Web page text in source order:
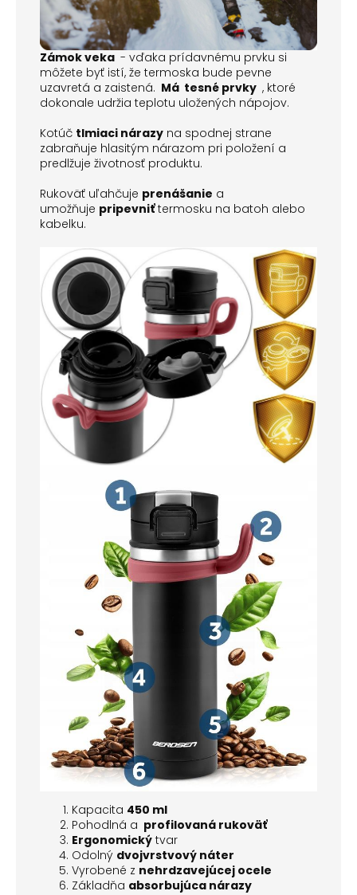
Zámok veka - vďaka prídavnému prvku si
môžete byť istí, že termoska bude pevne
uzavretá a zaistená. Má tesné prvky , ktoré
dokonale udržia teplotu uložených nápojov.
Kotúč tlmiaci nárazy na spodnej strane
zabraňuje hlasitým nárazom pri položení a
predlžuje životnosť produktu.
Rukoväť uľahčuje prenášanie a
umožňuje pripevniťtermosku na batoh alebo
kabelku.
Kapacita 450 ml
Pohodlná a profilovaná rukoväť
Ergonomický tvar
Odolný dvojvrstvový náter
Vyrobené z nehrdzavejúcej ocele
Základňa absorbujúca nárazy